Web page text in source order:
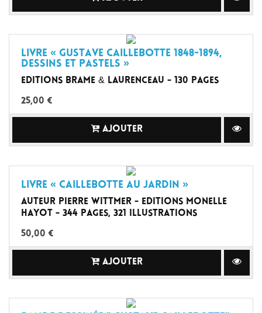
Livre « Gustave Caillebotte 1848-1894,
dessins et pastels »
Editions Brame & Laurenceau - 130 pages
25,00 €
AJOUTER
Livre « Caillebotte au jardin »
Auteur Pierre Wittmer - Editions Monelle
Hayot - 344 pages, 321 illustrations
50,00 €
AJOUTER